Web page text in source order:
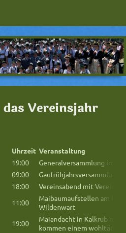
Vereinsjahr
Uhrzeit Veranstaltung
19:00
Generalversammlung im
09:00
Gaufrühjahrsversammlung
18:00
Vereinsabend mit
11:00
Maibaumaufstellen am
Wildenwart
19:00
Maiandacht in Kalkrub mit
kommen einem